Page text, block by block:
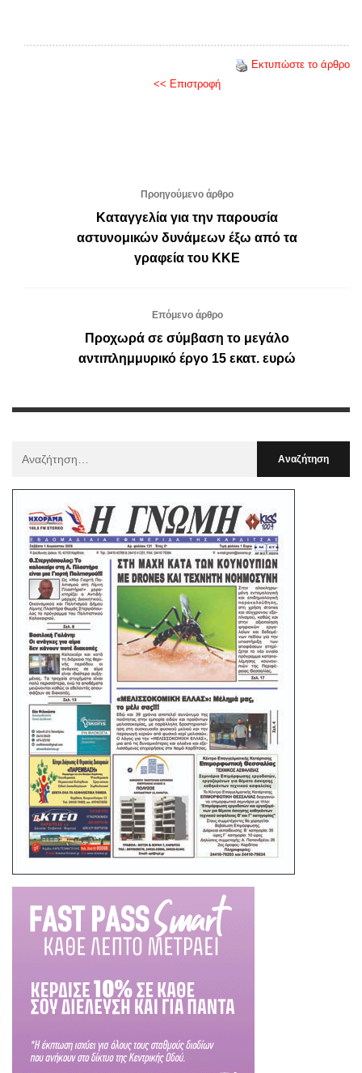
Εκτυπώστε το άρθρο
<< Επιστροφή
Προηγούμενο άρθρο
Καταγγελία για την παρουσία
αστυνομικών δυνάμεων έξω από τα
γραφεία του ΚΚΕ
Επόμενο άρθρο
Προχωρά σε σύμβαση το μεγάλο
αντιπλημμυρικό έργο 15 εκατ. ευρώ
: